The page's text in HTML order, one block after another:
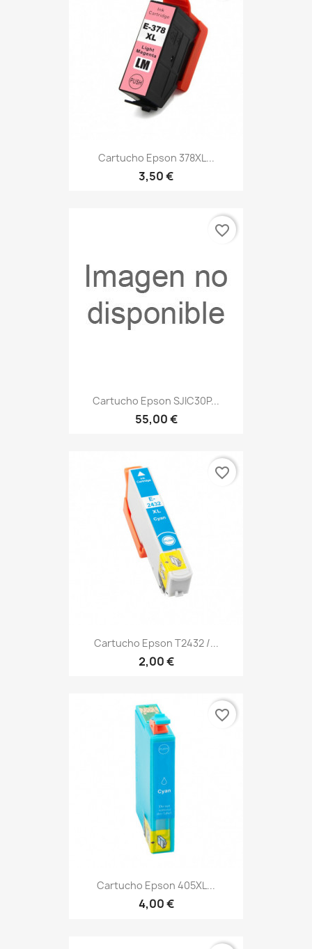
Cartucho Epson 378XL...
3,50 €
Cartucho Epson SJIC30P...
55,00 €
favorite_border
Cartucho Epson T2432 /...
2,00 €
favorite_border
Cartucho Epson 405XL...
4,00 €
favorite_border